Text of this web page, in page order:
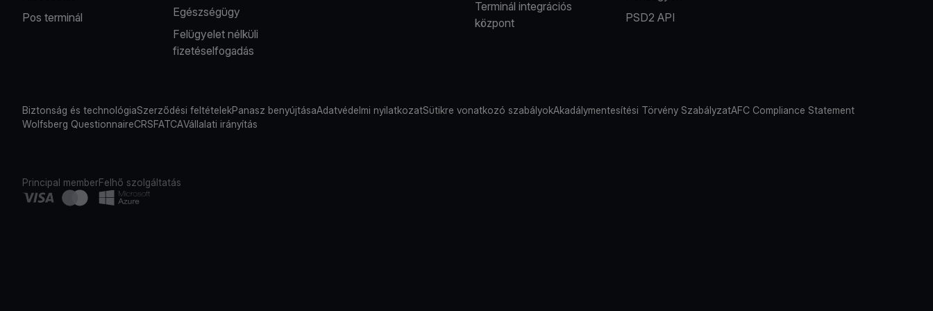
Pos terminál
Egészségügy
Felügyelet nélküli
fizetéselfogadás
Terminál integrációs
központ
PSD2 API
Biztonság és technológiaSzerződési feltételekPanasz benyújtásaAdatvédelmi nyilatkozatSütikre vonatkozó szabályokAkadálymentesítési Törvény SzabályzatAFC Compliance Statement
Wolfsberg QuestionnaireCRSFATCAVállalati irányítás
Principal memberFelhő szolgáltatás